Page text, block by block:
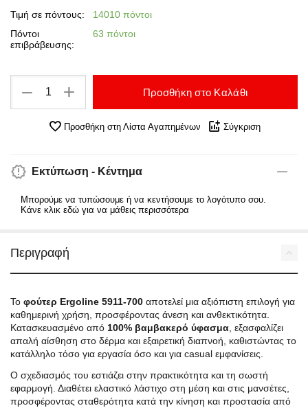
Τιμή σε πόντους:
14010 πόντοι
Πόντοι
επιβράβευσης:
63 πόντοι
+
− Προσθήκη στο Καλάθι
Προσθήκη στη Λίστα Αγαπημένων Σύγκριση
Εκτύπωση - Κέντημα
Μπορούμε να τυπώσουμε ή να κεντήσουμε το λογότυπο σου.
Κάνε κλικ εδώ για να μάθεις περισσότερα
Περιγραφή
Το φούτερ Ergoline 5911-700 αποτελεί μια αξιόπιστη επιλογή για
καθημερινή χρήση, προσφέροντας άνεση και ανθεκτικότητα.
Κατασκευασμένο από 100% βαμβακερό ύφασμα , εξασφαλίζει
απαλή αίσθηση στο δέρμα και εξαιρετική διαπνοή, καθιστώντας το
κατάλληλο τόσο για εργασία όσο και για casual εμφανίσεις.
Ο σχεδιασμός του εστιάζει στην πρακτικότητα και τη σωστή
εφαρμογή. Διαθέτει ελαστικό λάστιχο στη μέση και στις μανσέτες,
προσφέροντας σταθερότητα κατά την κίνηση και προστασία από